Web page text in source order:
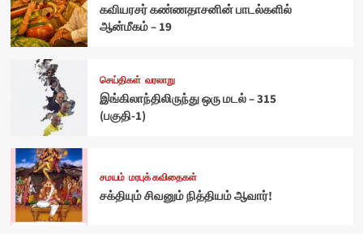
கவியரசர் கண்ணதாசனின் பாடல்களில்
ஆன்மீகம் – 19
செய்திகள் வரலாறு
இங்கிலாந்திலிருந்து ஒரு மடல் – 315
(பகுதி-1)
சமயம் மரபுக் கவிதைகள்
சக்தியும் சிவனும் நித்தியம் ஆவார்!